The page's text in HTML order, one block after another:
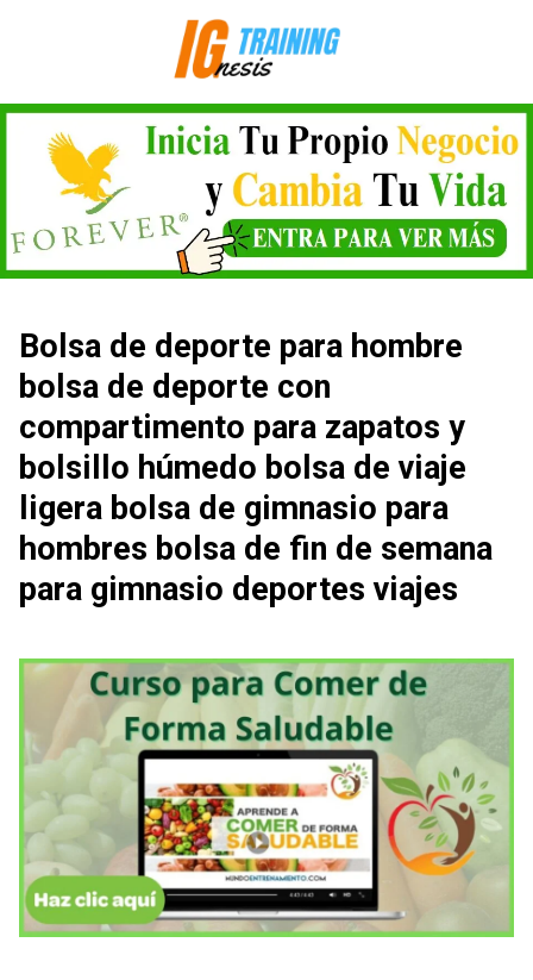
Bolsa de deporte para hombre
bolsa de deporte con
compartimento para zapatos y
bolsillo húmedo bolsa de viaje
ligera bolsa de gimnasio para
hombres bolsa de fin de semana
para gimnasio deportes viajes